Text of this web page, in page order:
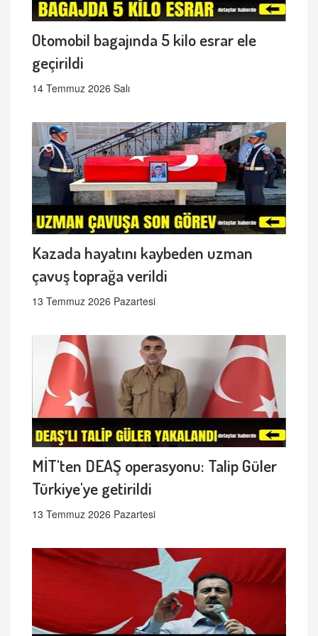
Otomobil bagajında 5 kilo esrar ele
geçirildi
14 Temmuz 2026 Salı
Kazada hayatını kaybeden uzman
çavuş toprağa verildi
13 Temmuz 2026 Pazartesi
MİT'ten DEAŞ operasyonu: Talip Güler
Türkiye'ye getirildi
13 Temmuz 2026 Pazartesi